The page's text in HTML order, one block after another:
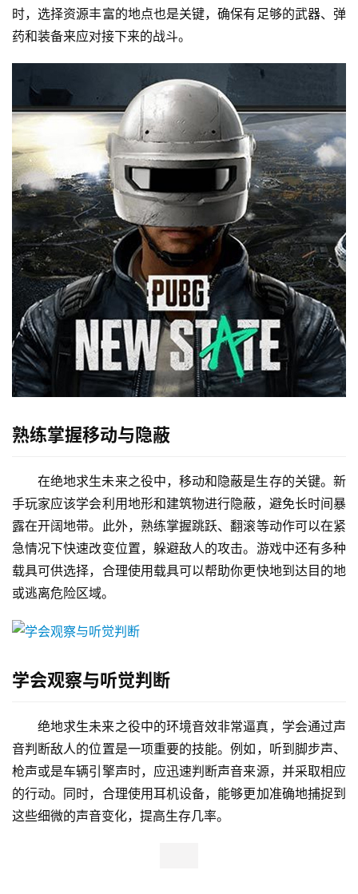
时，选择资源丰富的地点也是关键，确保有足够的武器、弹
药和装备来应对接下来的战斗。
熟练掌握移动与隐蔽
在绝地求生未来之役中，移动和隐蔽是生存的关键。新
手玩家应该学会利用地形和建筑物进行隐蔽，避免长时间暴
露在开阔地带。此外，熟练掌握跳跃、翻滚等动作可以在紧
急情况下快速改变位置，躲避敌人的攻击。游戏中还有多种
载具可供选择，合理使用载具可以帮助你更快地到达目的地
或逃离危险区域。
学会观察与听觉判断
绝地求生未来之役中的环境音效非常逼真，学会通过声
音判断敌人的位置是一项重要的技能。例如，听到脚步声、
枪声或是车辆引擎声时，应迅速判断声音来源，并采取相应
的行动。同时，合理使用耳机设备，能够更加准确地捕捉到
这些细微的声音变化，提高生存几率。